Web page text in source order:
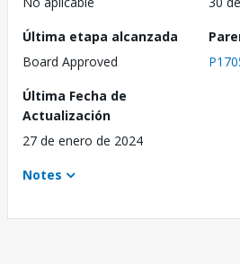
Última etapa alcanzada
Board Approved
Última Fecha de
Actualización
27 de enero de 2024
Notes